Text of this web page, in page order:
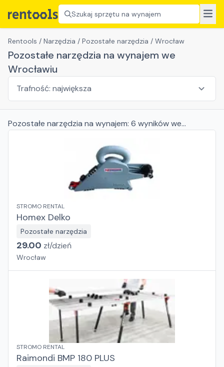
Szukaj sprzętu na wynajem
Rentools / Narzędzia / Pozostałe narzędzia / Wrocław
Pozostałe narzędzia na wynajem we
Wrocławiu
Pozostałe narzędzia na wynajem: 6 wynikówwe
STROMO RENTAL
Homex Delko
Pozostałe narzędzia
29.00 zł/dzień
Wrocław
STROMO RENTAL
Raimondi BMP 180 PLUS